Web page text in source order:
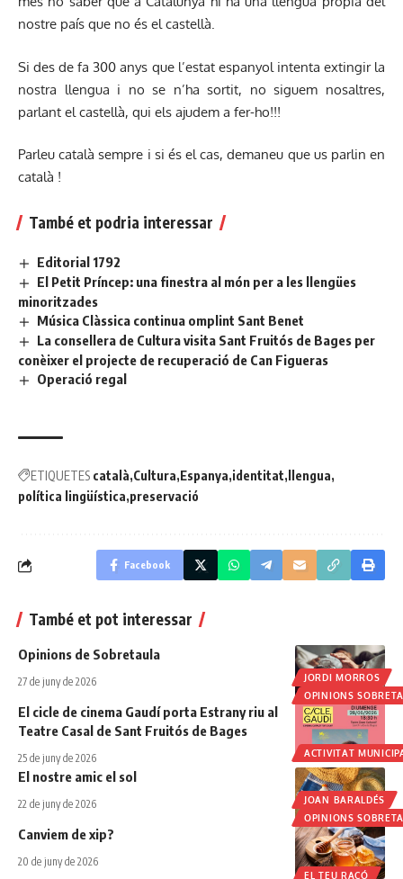
nostre país que no és el castellà.
Si des de fa 300 anys que l’estat espanyol intenta extingir la
nostra llengua i no se n’ha sortit, no siguem nosaltres,
parlant el castellà, qui els ajudem a fer-ho!!!
Parleu català sempre i si és el cas, demaneu que us parlin en
català !
També et podria interessar
Editorial 1792
El Petit Príncep: una finestra al món per a les llengües
minoritzades
Música Clàssica continua omplint Sant Benet
La consellera de Cultura visita Sant Fruitós de Bages per
conèixer el projecte de recuperació de Can Figueras
Operació regal
ETIQUETES català Cultura Espanya identitat
llengua
política lingüística preservació
Facebook
També et pot interessar
JORDI MORROS
OPINIONS
Opinions de Sobretaula
27 de juny de 2026
ACTIVITAT
El cicle de cinema Gaudí porta Estrany riu al
Teatre Casal de Sant Fruitós de Bages
25 de juny de 2026
JOAN BARALDÉS
OPINIONS
El nostre amic el sol
22 de juny de 2026
EL TEU RACÓ
Canviem de xip?
20 de juny de 2026